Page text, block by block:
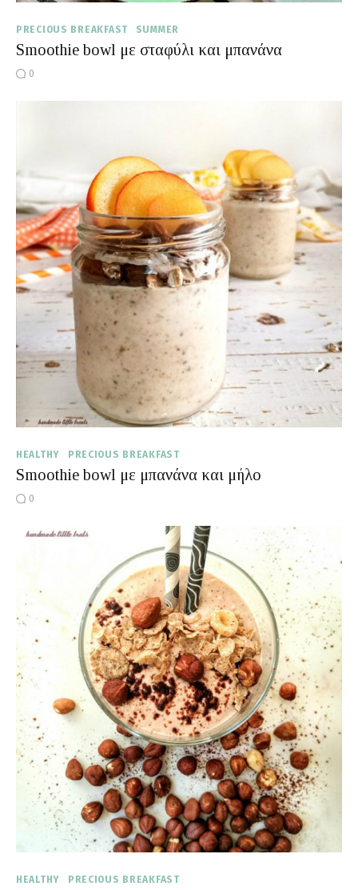
PRECIOUS BREAKFAST SUMMER
Smoothie bowl με σταφύλι και μπανάνα
0
HEALTHY PRECIOUS BREAKFAST
Smoothie bowl με μπανάνα και μήλο
0
HEALTHY PRECIOUS BREAKFAST